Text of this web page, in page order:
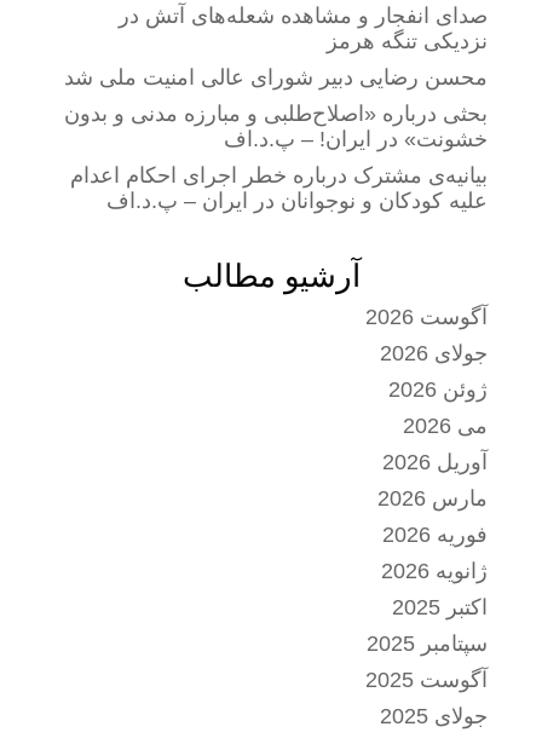
صدای انفجار و مشاهده شعله‌های آتش در
نزدیکی تنگه هرمز
محسن رضایی دبیر شورای عالی امنیت ملی شد
بحثی درباره «اصلاح‌طلبی و مبارزه مدنی و بدون
خشونت» در ایران! – پ.د.اف
بیانیه‌ی مشترک درباره خطر اجرای احکام اعدام
علیه کودکان و نوجوانان در ایران – پ.د.اف
آرشیو مطالب
آگوست 2026
جولای 2026
ژوئن 2026
می 2026
آوریل 2026
مارس 2026
فوریه 2026
ژانویه 2026
اکتبر 2025
سپتامبر 2025
آگوست 2025
جولای 2025